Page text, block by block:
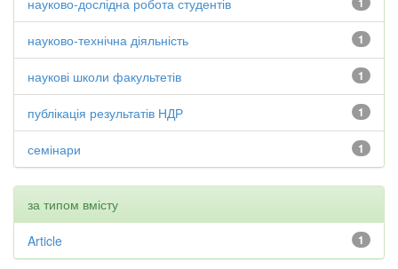
науково-дослідна робота студентів
1
науково-технічна діяльність
1
наукові школи факультетів
1
публікація результатів НДР
1
семінари
за типом вмісту
1
Article